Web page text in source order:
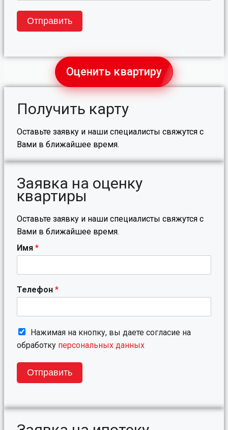
Отправить
Оценить квартиру
Получить карту
Оставьте заявку и наши специалисты свяжутся с
Вами в ближайшее время.
Заявка на оценку
квартиры
Оставьте заявку и наши специалисты свяжутся с
Вами в ближайшее время.
Имя *
Телефон *
Нажимая на кнопку, вы даете согласие на
обработку персональных данных
Отправить